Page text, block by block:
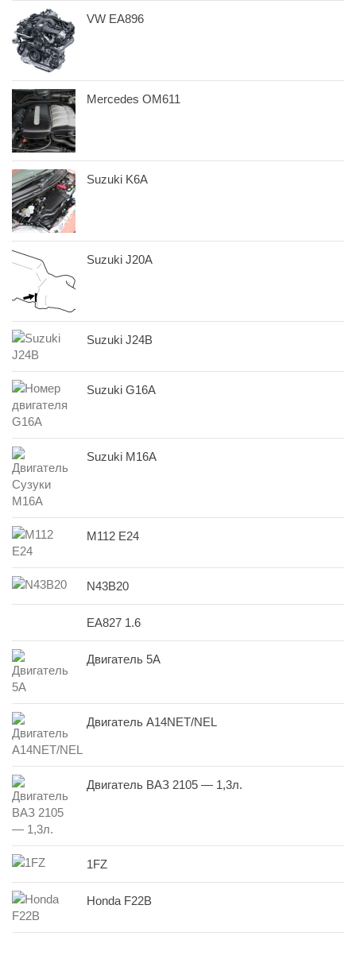
VW EA896
Mercedes OM611
Suzuki K6A
Suzuki J20A
Suzuki J24B
Suzuki G16A
Suzuki M16A
M112 E24
N43B20
EA827 1.6
Двигатель 5A
Двигатель A14NET/NEL
Двигатель ВАЗ 2105 — 1,3л.
1FZ
Honda F22B